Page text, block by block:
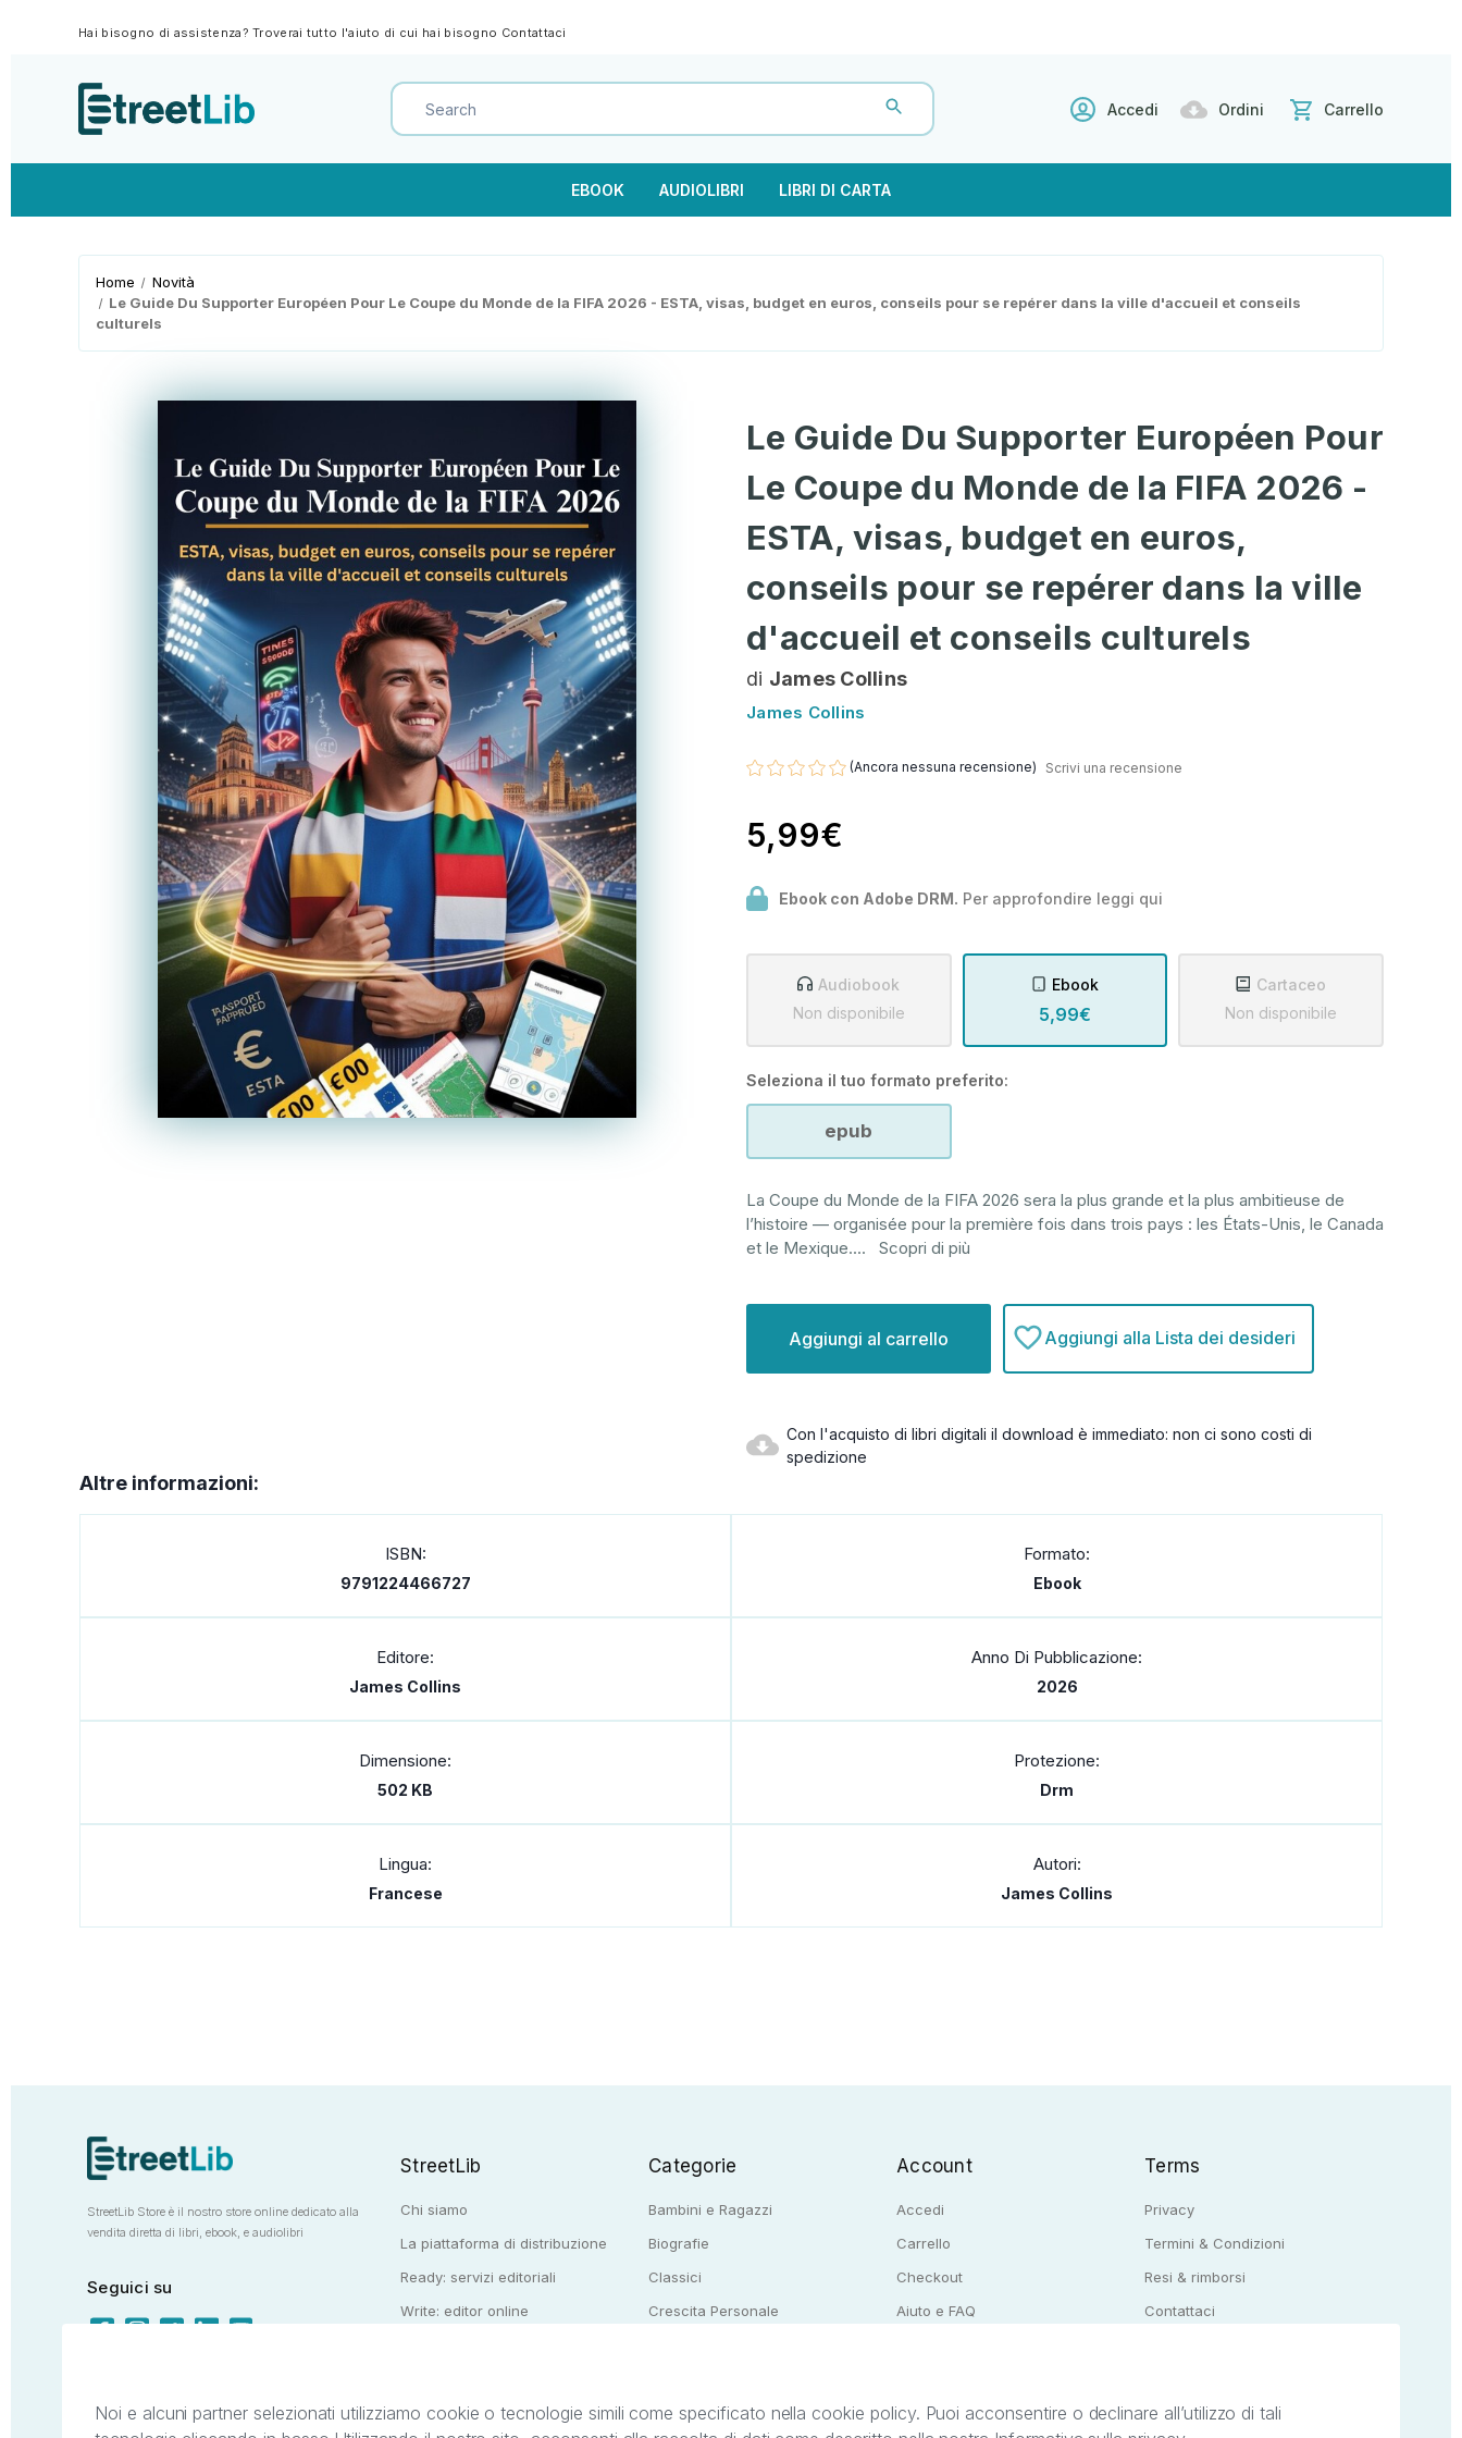
Hai bisogno di assistenza? Troverai tutto l'aiuto di cui hai bisogno Contattaci
Accedi Ordini Carrello
EBOOK AUDIOLIBRI LIBRI DI CARTA
Home
Novità
Le Guide Du Supporter Européen Pour Le Coupe du Monde de la FIFA 2026 - ESTA, visas, budget en euros, conseils pour se repérer dans la ville d'accueil et conseils
culturels
Le Guide Du Supporter Européen Pour
Le Coupe du Monde de la FIFA 2026 -
ESTA, visas, budget en euros,
conseils pour se repérer dans la ville
d'accueil et conseils culturels
di James Collins
James Collins
(Ancora nessuna recensione) Scrivi una recensione
5,99€
Ebook con Adobe DRM. Per approfondire leggi qui
Audiobook
Non disponibile
Ebook
5,99€
Cartaceo
Non disponibile
Seleziona il tuo formato preferito:
epub
La Coupe du Monde de la FIFA 2026 sera la plus grande et la plus ambitieuse de
l’histoire — organisée pour la première fois dans trois pays : les États-Unis, le Canada
et le Mexique.... Scopri di più
attuale:
Aggiungi alla Lista dei desideri
Con l'acquisto di libri digitali il download è immediato: non ci sono costi di
spedizione
Altre informazioni:
ISBN:
9791224466727
Formato:
Ebook
Editore:
James Collins
Anno Di Pubblicazione:
2026
Dimensione:
502 KB
Protezione:
Drm
Lingua:
Francese
Autori:
James Collins
StreetLib Store è il nostro store online dedicato alla
vendita diretta di libri, ebook, e audiolibri
Seguici su
StreetLib
Chi siamo
La piattaforma di distribuzione
Ready: servizi editoriali
Write: editor online
Categorie
Bambini e Ragazzi
Biografie
Classici
Crescita Personale
Account
Accedi
Carrello
Checkout
Aiuto e FAQ
Terms
Privacy
Termini & Condizioni
Resi & rimborsi
Contattaci
Noi e alcuni partner selezionati utilizziamo cookie o tecnologie simili come specificato nella cookie policy. Puoi acconsentire o declinare all’utilizzo di tali